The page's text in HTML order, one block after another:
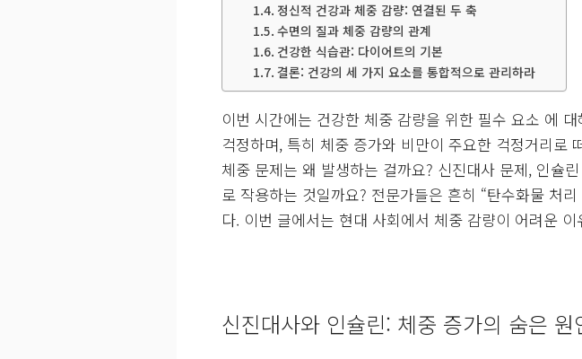
정신적 건강과 체중 감량: 연결된 두 축
수면의 질과 체중 감량의 관계
건강한 식습관: 다이어트의 기본
결론: 건강의 세 가지 요소를 통합적으로 관리하라
이번 시간에는 건강한 체중 감량을 위한 필수 요소 에
걱정하며, 특히 체중 증가와 비만이 주요한 걱정거리로
체중 문제는 왜 발생하는 걸까요? 신진대사 문제, 인슐
로 작용하는 것일까요? 전문가들은 흔히 “탄수화물 처
다. 이번 글에서는 현대 사회에서 체중 감량이 어려운
신진대사와 인슐린: 체중 증가의 숨은 원